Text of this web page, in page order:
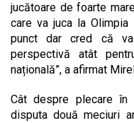
jucătoare de foarte
care va juca la
punct dar cred că
perspectivă atât
națională”, a afirmat
Cât despre plecare în
disputa două meciuri